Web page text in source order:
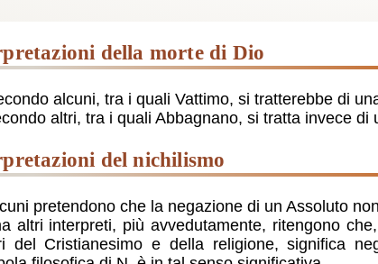
della morte di Dio
alcuni, tra i quali Vattimo, si tratterebbe di
altri, tra i quali Abbagnano, si tratta invece di
del nichilismo
pretendono che la negazione di un Assoluto
altri interpreti, più avvedutamente, ritengono
del Cristianesimo e della religione, significa